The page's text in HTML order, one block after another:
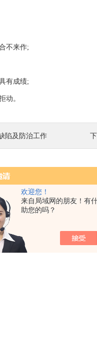
欢迎您！
来自局域网的朋友！有
助您的吗？
不来作;
有成绩;
动。
陷及防治工作